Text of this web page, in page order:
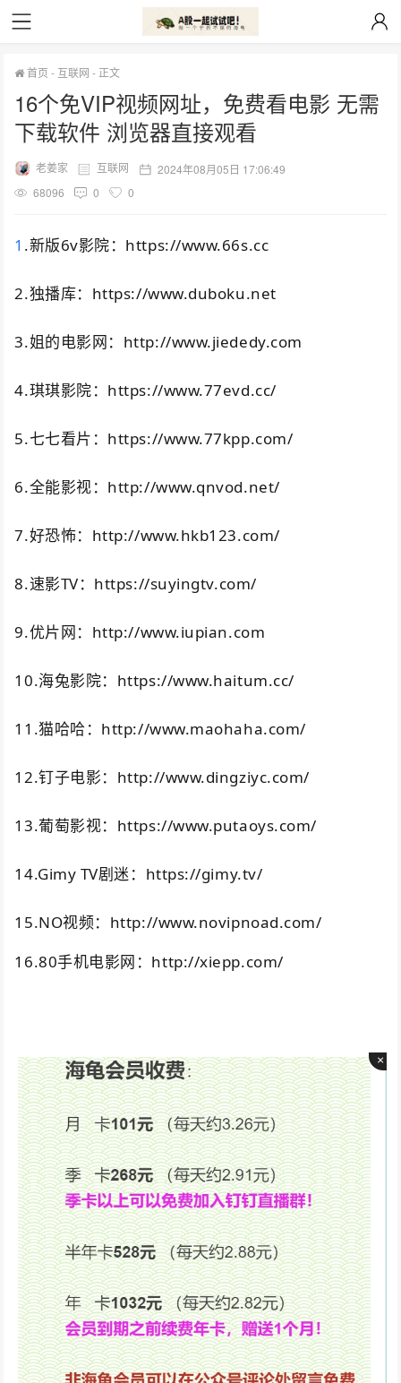
首页 - 互联网 - 正文
16个免VIP视频网址，免费看电影 无需
下载软件 浏览器直接观看
老姜家 互联网
2024年08月05日 17:06:49
68096
0 0
1 .新版6v影院：https://www.66s.cc
2.独播库：https://www.duboku.net
3.姐的电影网：http://www.jiededy.com
4.琪琪影院：https://www.77evd.cc/
5.七七看片：https://www.77kpp.com/
6.全能影视：http://www.qnvod.net/
7.好恐怖：http://www.hkb123.com/
8.速影TV：https://suyingtv.com/
9.优片网：http://www.iupian.com
10.海兔影院： https://www.haitum.cc/
11.猫哈哈：http://www.maohaha.com/
12.钉子电影：http://www.dingziyc.com/
13.葡萄影视：https://www.putaoys.com/
14.Gimy TV剧迷：https://gimy.tv/
15.NO视频：http://www.novipnoad.com/
16.80手机电影网：http://xiepp.com/
×